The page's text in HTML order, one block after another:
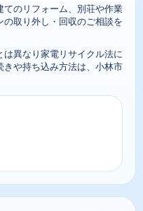
のリフォーム、別荘や作業
取り外し・回収のご相談を
異なり家電リサイクル法に
や持ち込み方法は、小林市